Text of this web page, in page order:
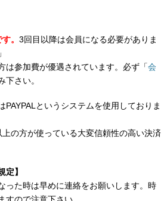
。 3回目以降は会員になる必要がありま
」
は参加費が優遇されています。必ず「会
下さい。
というシステムを使用しておりま
上の方が使っている大変信頼性の高い決済
定】
った時は早めに連絡をお願いします。時
すので注意下さい。